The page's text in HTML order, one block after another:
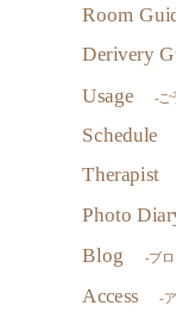
Room
Derivery
Usage -ご
Schedule
Therapist
Photo
Blog -ブ
Access -